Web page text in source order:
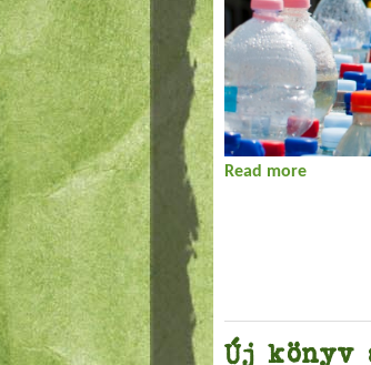
Read more
Új könyv